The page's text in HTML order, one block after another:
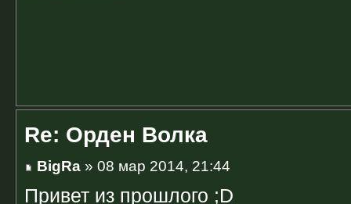
Re: Орден Волка
BigRa » 08 мар 2014, 21:44
Привет из прошлого ;D